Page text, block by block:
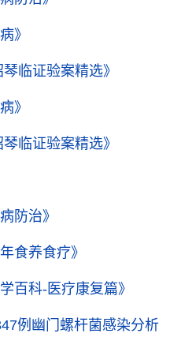
》
琴临证验案精选》
》
琴临证验案精选》
防治》
年食养食疗》
百科-医疗康复篇》
例幽门螺杆菌感染分析